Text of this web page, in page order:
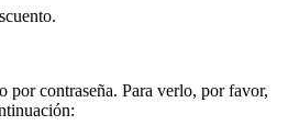
por contraseña. Para verlo, por favor,